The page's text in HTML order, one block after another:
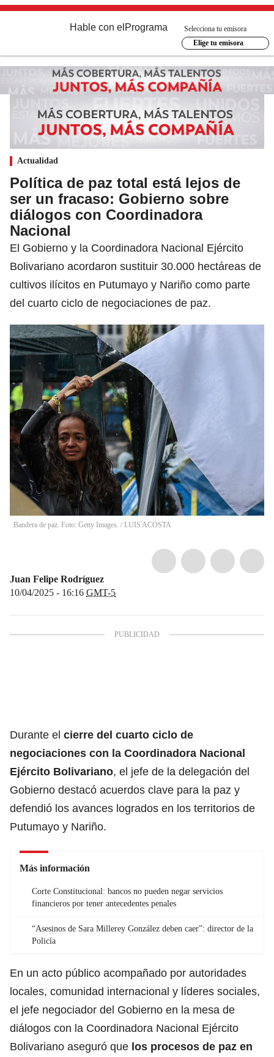
Hable con el Programa
Selecciona tu emisora
Elige tu emisora
Actualidad
Política de paz total está lejos de
ser un fracaso: Gobierno sobre
diálogos con Coordinadora
Nacional
El Gobierno y la Coordinadora Nacional Ejército
Bolivariano acordaron sustituir 30.000 hectáreas de
cultivos ilícitos en Putumayo y Nariño como parte
del cuarto ciclo de negociaciones de paz.
Bandera de paz. Foto: Getty Images. / LUIS ACOSTA
Juan Felipe Rodríguez
10/04/2025 - 16:16 GMT-5
Durante el cierre del cuarto ciclo de
negociaciones con la Coordinadora Nacional
Ejército Bolivariano, el jefe de la delegación del
Gobierno destacó acuerdos clave para la paz y
defendió los avances logrados en los territorios de
Putumayo y Nariño.
Más información
Corte Constitucional: bancos no pueden negar servicios
financieros por tener antecedentes penales
“Asesinos de Sara Millerey González deben caer”: director de la
Policía
En un acto público acompañado por autoridades
locales, comunidad internacional y líderes sociales,
el jefe negociador del Gobierno en la mesa de
diálogos con la Coordinadora Nacional Ejército
Bolivariano aseguró que los procesos de paz en